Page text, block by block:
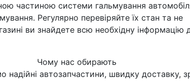
частиною системи гальмування
Регулярно перевіряйте їх стан та не
ви знайдете всю необхідну інформацію
Чому нас обирають
надійні автозапчастини, швидку доставку,